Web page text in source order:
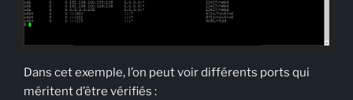
Dans cet exemple, l’on peut voir différents ports qui
méritent d’être vérifiés :